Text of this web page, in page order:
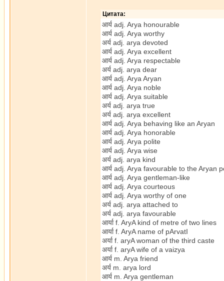
Цитата:
आर्य adj. Arya honourable
आर्य adj. Arya worthy
अर्य adj. arya devoted
आर्य adj. Arya excellent
आर्य adj. Arya respectable
अर्य adj. arya dear
आर्य adj. Arya Aryan
आर्य adj. Arya noble
आर्य adj. Arya suitable
अर्य adj. arya true
अर्य adj. arya excellent
आर्य adj. Arya behaving like an Aryan
आर्य adj. Arya honorable
आर्य adj. Arya polite
आर्य adj. Arya wise
अर्य adj. arya kind
आर्य adj. Arya favourable to the Aryan
आर्य adj. Arya gentleman-like
आर्य adj. Arya courteous
आर्य adj. Arya worthy of one
अर्य adj. arya attached to
अर्य adj. arya favourable
आर्या f. AryA kind of metre of two lines
आर्या f. AryA name of pArvatI
अर्या f. aryA woman of the third caste
अर्या f. aryA wife of a vaizya
आर्य m. Arya friend
अर्य m. arya lord
आर्य m. Arya gentleman